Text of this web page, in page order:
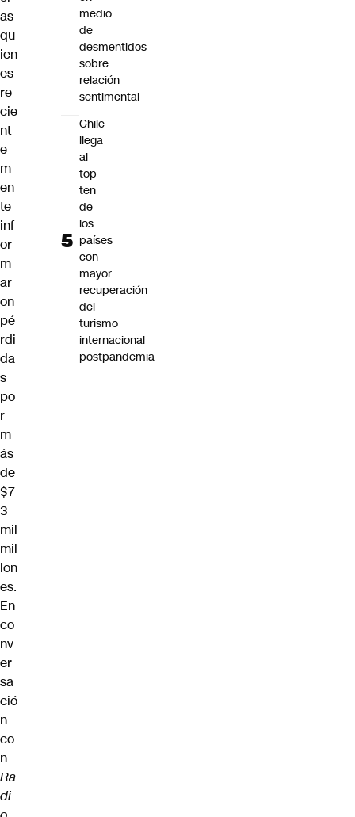
as
qu
ien
es
re
cie
nt
e
m
en
te
inf
or
m
ar
on
pé
rdi
da
s
po
r
m
ás
de
$7
3
mil
mil
lon
es.
En
co
nv
er
sa
ció
n
co
n
Ra
di
medio
de
desmentidos
sobre
relación
sentimental
Chile
llega
al
top
ten
de
los
países
con
mayor
recuperación
del
turismo
internacional
postpandemia